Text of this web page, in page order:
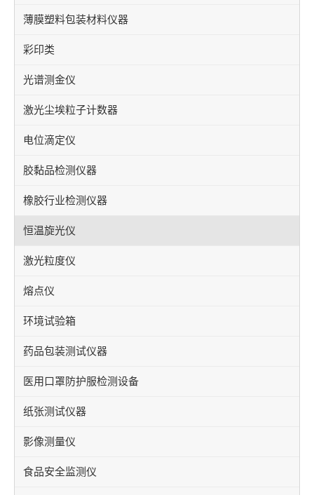
薄膜塑料包装材料仪器
彩印类
光谱测金仪
激光尘埃粒子计数器
电位滴定仪
胶黏品检测仪器
橡胶行业检测仪器
恒温旋光仪
激光粒度仪
熔点仪
环境试验箱
药品包装测试仪器
医用口罩防护服检测设备
纸张测试仪器
影像测量仪
食品安全监测仪